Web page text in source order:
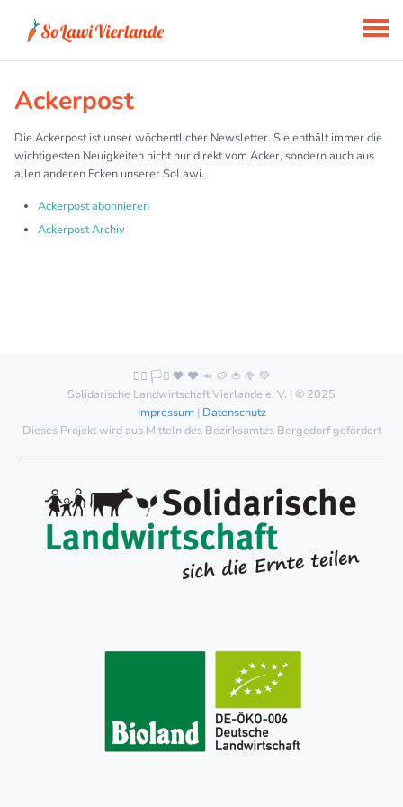
Ackerpost
Die Ackerpost ist unser wöchentlicher Newsletter. Sie enthält immer die
wichtigesten Neuigkeiten nicht nur direkt vom Acker, sondern auch aus
allen anderen Ecken unserer SoLawi.
Ackerpost abonnieren
Ackerpost Archiv
🏳️‍🌈 🏳️‍⚧️ 🖤 ❤️ 🥕 🥔 🍅 🥦 💚
Solidarische Landwirtschaft Vierlande e. V. | © 2025
Impressum | Datenschutz
Dieses Projekt wird aus Mitteln des Bezirksamtes Bergedorf gefördert